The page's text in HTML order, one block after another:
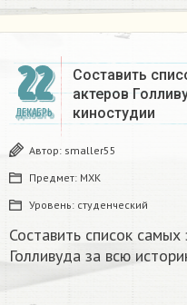
22
ДЕКАБРЬ
Составить
актеров
киностудии
Автор: smaller55
Предмет: МХК
Уровень: студенческий
Составить список
Голливуда за всю